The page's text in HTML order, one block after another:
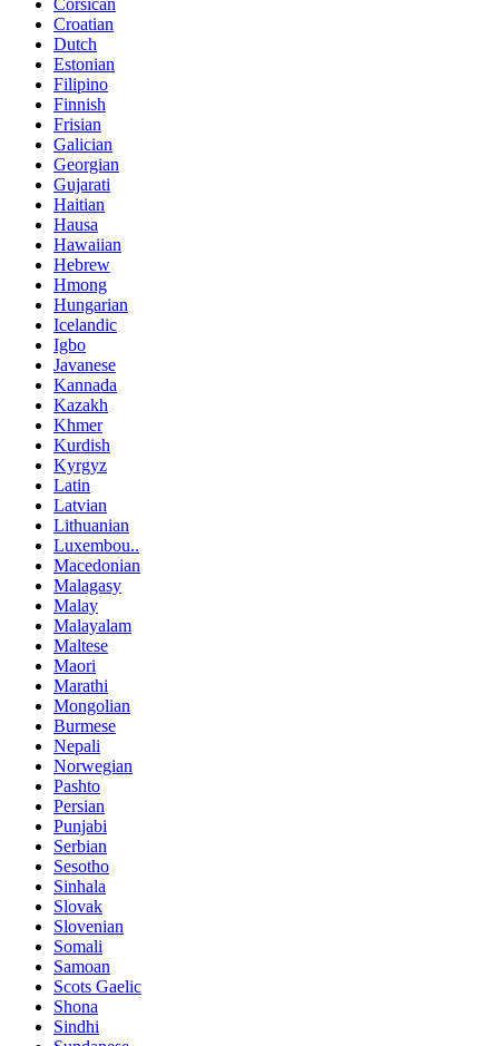
Croatian
Dutch
Estonian
Filipino
Finnish
Frisian
Galician
Georgian
Gujarati
Haitian
Hausa
Hawaiian
Hebrew
Hmong
Hungarian
Icelandic
Igbo
Javanese
Kannada
Kazakh
Khmer
Kurdish
Kyrgyz
Latin
Latvian
Lithuanian
Luxembou..
Macedonian
Malagasy
Malay
Malayalam
Maltese
Maori
Marathi
Mongolian
Burmese
Nepali
Norwegian
Pashto
Persian
Punjabi
Serbian
Sesotho
Sinhala
Slovak
Slovenian
Somali
Samoan
Scots Gaelic
Shona
Sindhi